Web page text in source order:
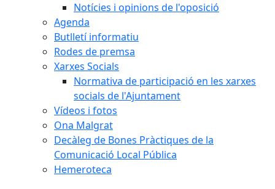
Notícies i opinions de l'oposició
Agenda
Butlletí informatiu
Rodes de premsa
Xarxes Socials
Normativa de participació en les xarxes
socials de l'Ajuntament
Vídeos i fotos
Ona Malgrat
Decàleg de Bones Pràctiques de la
Comunicació Local Pública
Hemeroteca